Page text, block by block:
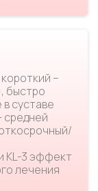
–
быстро
суставе
средней
KL-3 эффект
лечения